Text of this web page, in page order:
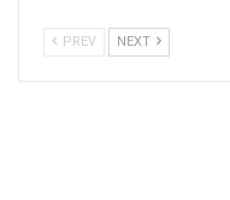
PREV NEXT